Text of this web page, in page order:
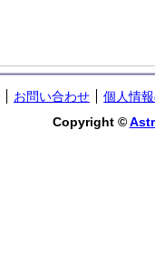
お問い合わせ
個人情
Copyright ©